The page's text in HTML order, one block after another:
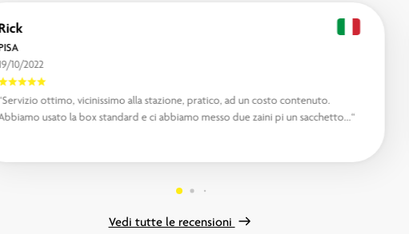
PISA
10/2022
ottimo, vicinissimo alla stazione, pratico, ad un costo contenuto.
usato la box standard e ci abbiamo messo due zaini pi un sacchetto...“
Vedi tutte le recensioni